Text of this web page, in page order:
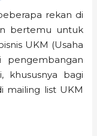
rekan di
bertemu untuk
UKM (Usaha
pengembangan
khususnya bagi
mailing list UKM